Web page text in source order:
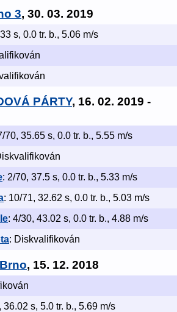
3, 30. 03. 2019
s, 0.0 tr. b., 5.06 m/s
PÁRTY, 16. 02. 2019 -
70, 35.65 s, 0.0 tr. b., 5.55 m/s
: 2/70, 37.5 s, 0.0 tr. b., 5.33 m/s
: 10/71, 32.62 s, 0.0 tr. b., 5.03 m/s
: 4/30, 43.02 s, 0.0 tr. b., 4.88 m/s
: Diskvalifikován
, 15. 12. 2018
36.02 s, 5.0 tr. b., 5.69 m/s